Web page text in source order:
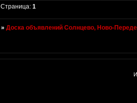
Страница:1
»Доска объявлений Солнцево, Ново-